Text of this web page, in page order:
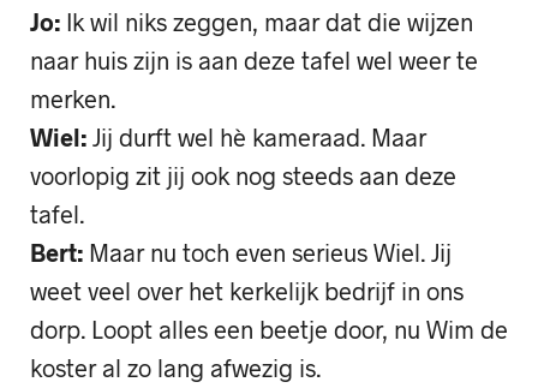
Jo: Ik wil niks zeggen, maar dat die wijzen
naar huis zijn is aan deze tafel wel weer te
merken.
Wiel: Jij durft wel hè kameraad. Maar
voorlopig zit jij ook nog steeds aan deze
tafel.
Bert: Maar nu toch even serieus Wiel. Jij
weet veel over het kerkelijk bedrijf in ons
dorp. Loopt alles een beetje door, nu Wim de
koster al zo lang afwezig is.